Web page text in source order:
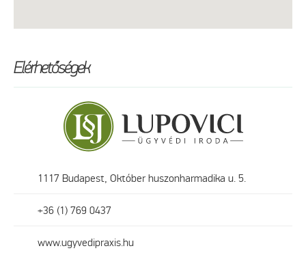
Elérhetőségek
1117 Budapest, Október huszonharmadika u. 5.
+36 (1) 769 0437
www.ugyvedipraxis.hu